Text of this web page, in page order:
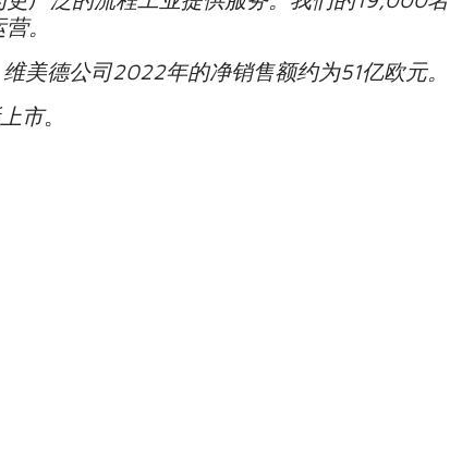
。
美德公司2022年的净销售额约为51亿欧元。
市。